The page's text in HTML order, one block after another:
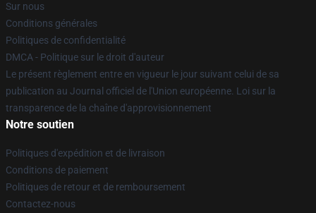
Sur nous
Conditions générales
Politiques de confidentialité
DMCA - Politique sur le droit d'auteur
Le présent règlement entre en vigueur le jour suivant celui de sa
publication au Journal officiel de l'Union européenne. Loi sur la
transparence de la chaîne d'approvisionnement
Notre soutien
Politiques d'expédition et de livraison
Conditions de paiement
Politiques de retour et de remboursement
Contactez-nous